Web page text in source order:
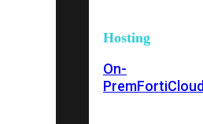
Hosting
On-
PremFortiCloud